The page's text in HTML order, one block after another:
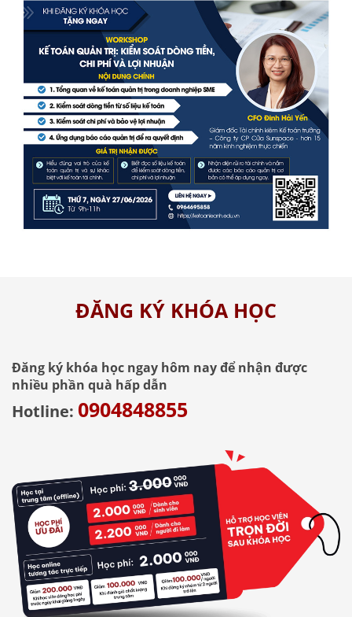
ĐĂNG KÝ KHÓA HỌC
Đăng ký khóa học ngay hôm nay để nhận được
nhiều phần quà hấp dẫn
Hotline: 0904848855